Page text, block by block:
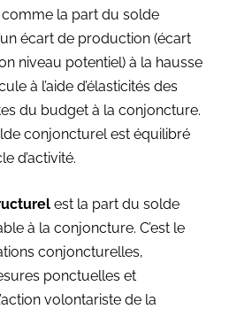
la part du solde
écart de production (écart
niveau potentiel) à la hausse
à l’aide d’élasticités des
du budget à la conjoncture.
conjoncturel est équilibré
d’activité.
est la part du solde
à la conjoncture. C’est le
conjoncturelles,
ponctuelles et
volontariste de la